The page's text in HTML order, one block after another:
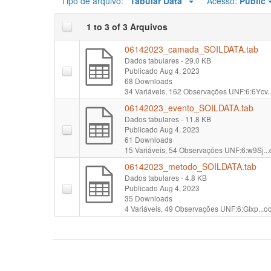
1 to 3 of 3 Arquivos
06142023_camada_SOILDATA.tab
Dados tabulares- 29.0 KB
Publicado Aug 4, 2023
68 Downloads
34 Variáveis, 162 Observações
06142023_evento_SOILDATA.tab
Dados tabulares- 11.8 KB
Publicado Aug 4, 2023
61 Downloads
15 Variáveis, 54 Observações
06142023_metodo_SOILDATA.tab
Dados tabulares- 4.8 KB
Publicado Aug 4, 2023
35 Downloads
4 Variáveis, 49 Observações